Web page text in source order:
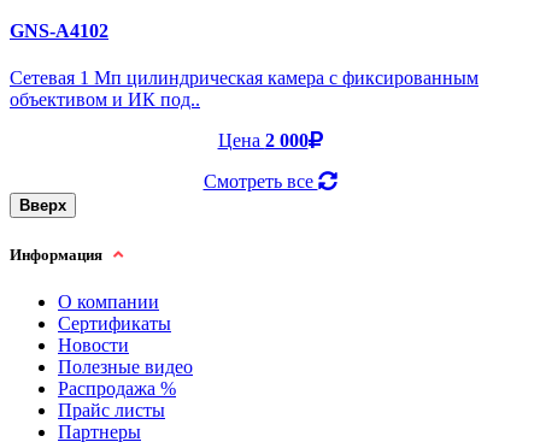
GNS-A4102
Cетевая 1 Мп цилиндрическая камера с фиксированным
объективом и ИК под..
Цена 2 000
Смотреть все
Вверх
Информация
О компании
Сертификаты
Новости
Полезные видео
Распродажа %
Прайс листы
Партнеры